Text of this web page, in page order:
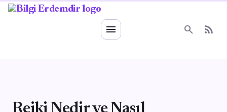
menu
Ruhsal Enerji
search rss_feed